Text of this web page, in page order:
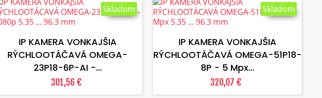
VLOŽIŤ DO KOŠÍKA
IP KAMERA VONKAJŠIA
RÝCHLOOTÁČAVÁ OMEGA-
23P18-6P-AI -...
301,56 €
Skladom
VLOŽIŤ DO KOŠÍKA
IP KAMERA VONKAJŠIA
RÝCHLOOTÁČAVÁ OMEGA-51P18-
8P - 5 Mpx...
320,07 €
Skladom